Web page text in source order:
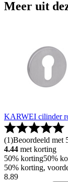
Meer uit
KARWEI cilinder
(1)Beoordeeld met
4.44 met korting
50% korting50%
50% korting,
8.89